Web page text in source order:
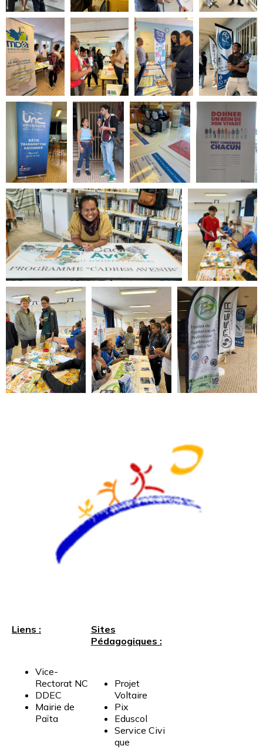
Liens :
Vice-
Rectorat NC
DDEC
Mairie de
Païta
Sites
Pédagogiques :
Projet
Voltaire
Pix
Eduscol
Service Civi
que